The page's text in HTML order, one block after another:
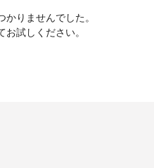
りませんでした。
試しください。